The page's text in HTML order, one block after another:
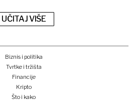
UČITAJ VIŠE
Biznis i politika
Tvrtke i tržišta
Financije
Kripto
Što i kako